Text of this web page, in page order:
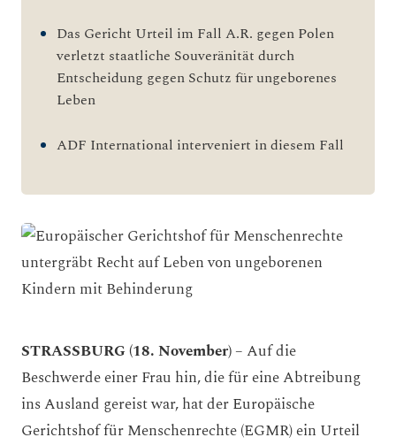
Das Gericht Urteil im Fall A.R. gegen Polen
verletzt staatliche Souveränität durch
Entscheidung gegen Schutz für ungeborenes
Leben
ADF International interveniert in diesem Fall
STRASSBURG (18. November)– Auf die
Beschwerde einer Frau hin, die für eine Abtreibung
ins Ausland gereist war, hat der Europäische
Gerichtshof für Menschenrechte (EGMR) ein Urteil